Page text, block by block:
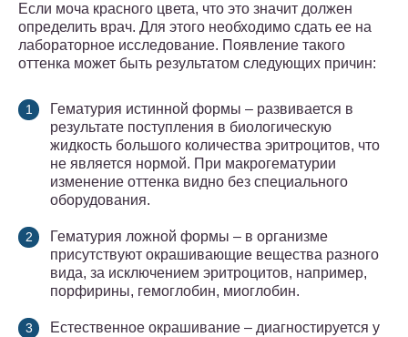
Если моча красного цвета, что это значит должен
определить врач. Для этого необходимо сдать ее на
лабораторное исследование. Появление такого
оттенка может быть результатом следующих причин:
Гематурия истинной формы – развивается в
результате поступления в биологическую
жидкость большого количества эритроцитов, что
не является нормой. При макрогематурии
изменение оттенка видно без специального
оборудования.
Гематурия ложной формы – в организме
присутствуют окрашивающие вещества разного
вида, за исключением эритроцитов, например,
порфирины, гемоглобин, миоглобин.
Естественное окрашивание – диагностируется у